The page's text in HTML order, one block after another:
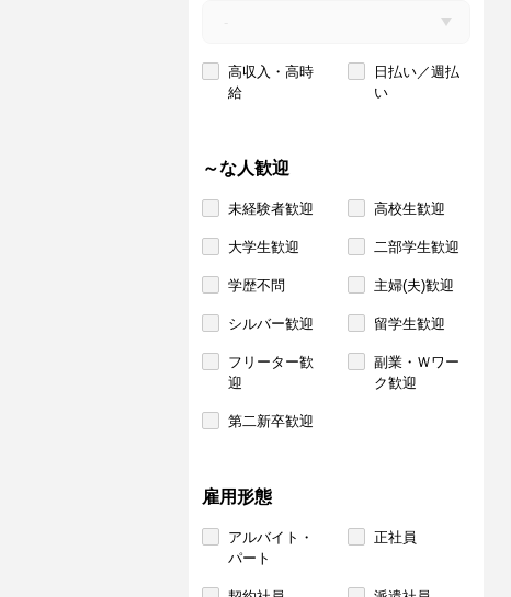
高収入・高時
給
日払い／週払
い
～な人歓迎
未経験者歓迎 高校生歓迎
大学生歓迎 二部学生歓迎
学歴不問 主婦(夫)歓迎
シルバー歓迎 留学生歓迎
フリーター歓
迎
副業・Ｗワー
ク歓迎
第二新卒歓迎
雇用形態
アルバイト・
パート
正社員